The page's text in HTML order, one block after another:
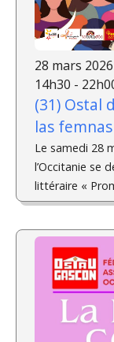
28 mars 2026
14h30 -
(31) Ostal
las
Le samedi 28
l’Occitanie se
littéraire «